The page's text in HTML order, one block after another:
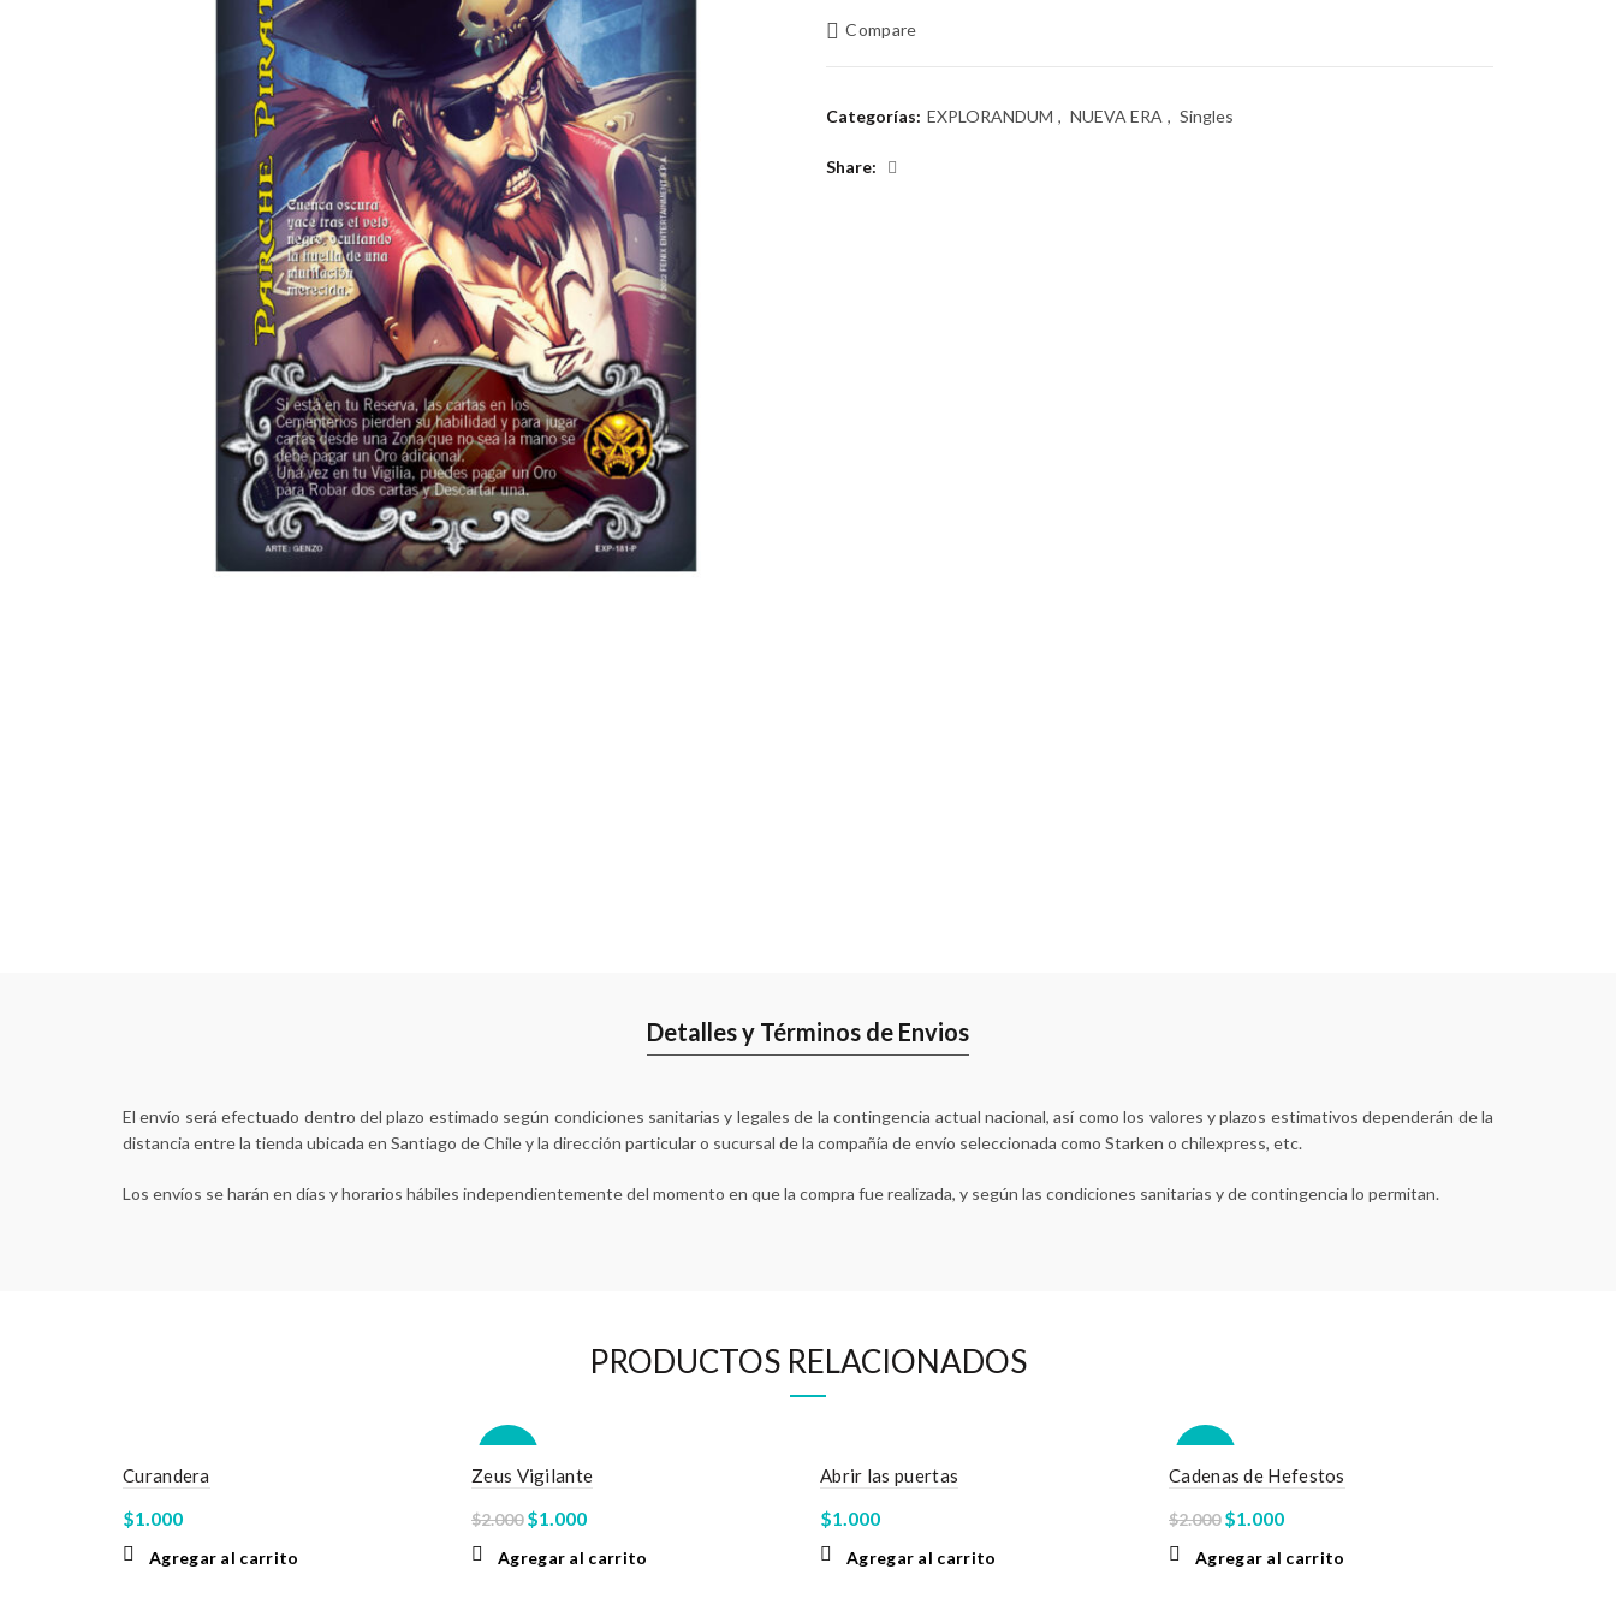
Compare
Categorías: EXPLORANDUM , NUEVA ERA , Singles
Share
Detalles y Términos de Envios
El envío será efectuado dentro del plazo estimado según condiciones sanitarias y legales de la contingencia actual nacional, así como los valores y plazos estimativos dependerán de la
distancia entre la tienda ubicada en Santiago de Chile y la dirección particular o sucursal de la compañía de envío seleccionada como Starken o chilexpress, etc.
Los envíos se harán en días y horarios hábiles independientemente del momento en que la compra fue realizada, y según las condiciones sanitarias y de contingencia lo permitan.
PRODUCTOS RELACIONADOS
Curandera
$1.000
Agregar al carrito
Zeus Vigilante
$2.000 El
$1.000El
Agregar al carrito
Abrir las puertas
$1.000
Agregar al carrito
Cadenas de Hefestos
$2.000 El
$1.000El
Agregar al carrito